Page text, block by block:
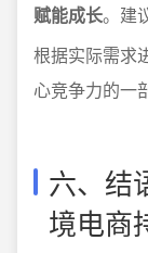
赋能成长。建
根据实际需求
心竞争力的一
六、结
境电商